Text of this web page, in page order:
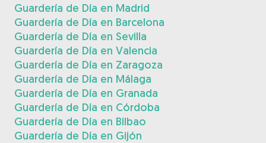
Guardería de Día en Madrid
Guardería de Día en Barcelona
Guardería de Día en Sevilla
Guardería de Día en Valencia
Guardería de Día en Zaragoza
Guardería de Día en Málaga
Guardería de Día en Granada
Guardería de Día en Córdoba
Guardería de Día en Bilbao
Guardería de Día en Gijón